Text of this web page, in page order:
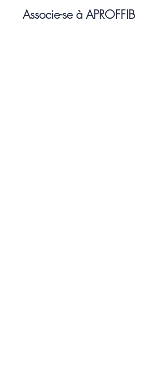
Associe-se à APROFFIB
https://www.aproffib.com.